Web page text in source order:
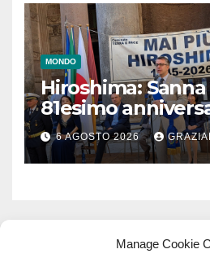
Manage Cookie
MONDO
Hiroshima:
81esimo
monito per tutti”
6 AGOSTO 2026